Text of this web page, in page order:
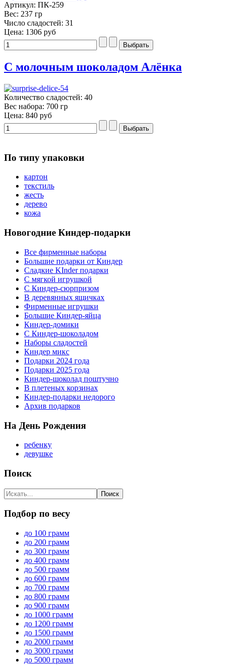
Артикул: ПК-259
Вес: 237 гр
Число сладостей: 31
Цена: 1306 руб
С молочным шоколадом Алёнка
Количество сладостей: 40
Вес набора: 700 гр
Цена: 840 руб
По типу упаковки
картон
текстиль
жесть
дерево
кожа
Новогодние Киндер-подарки
Все фирменные наборы
Большие подарки от Киндер
Сладкие KInder подарки
С мягкой игрушкой
С Киндер-сюрпризом
В деревянных ящичках
Фирменные игрушки
Большие Киндер-яйца
Киндер-домики
С Киндер-шоколадом
Наборы сладостей
Киндер микс
Подарки 2024 года
Подарки 2025 года
Киндер-шоколад поштучно
В плетеных корзинах
Киндер-подарки недорого
Архив подарков
На День Рождения
ребенку
девушке
Поиск
Подбор по весу
до 100 грамм
до 200 грамм
до 300 грамм
до 400 грамм
до 500 грамм
до 600 грамм
до 700 грамм
до 800 грамм
до 900 грамм
до 1000 грамм
до 1200 грамм
до 1500 грамм
до 2000 грамм
до 3000 грамм
до 5000 грамм